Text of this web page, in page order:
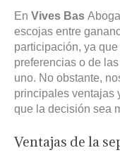
En Vives Bas
escojas entre
participación, ya
preferencias o de
uno. No obstante,
principales ventajas
que la decisión sea
Ventajas de la